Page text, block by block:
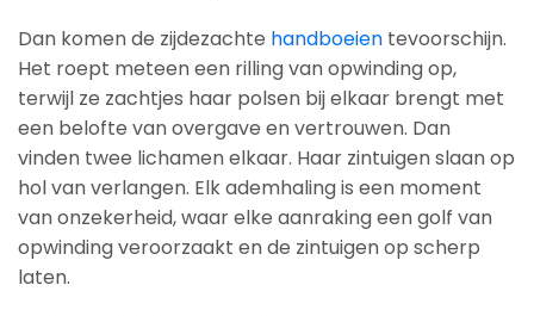
Dan komen de zijdezachte handboeien tevoorschijn.
Het roept meteen een rilling van opwinding op,
terwijl ze zachtjes haar polsen bij elkaar brengt met
een belofte van overgave en vertrouwen. Dan
vinden twee lichamen elkaar. Haar zintuigen slaan op
hol van verlangen. Elk ademhaling is een moment
van onzekerheid, waar elke aanraking een golf van
opwinding veroorzaakt en de zintuigen op scherp
laten.